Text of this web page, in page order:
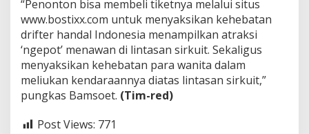
“Penonton bisa membeli tiketnya melalui situs
www.bostixx.com untuk menyaksikan kehebatan
drifter handal Indonesia menampilkan atraksi
‘ngepot’ menawan di lintasan sirkuit. Sekaligus
menyaksikan kehebatan para wanita dalam
meliukan kendaraannya diatas lintasan sirkuit,”
pungkas Bamsoet. (Tim-red)
Post Views: 771